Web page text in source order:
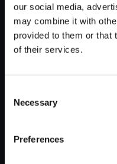
our social media,
may combine it with
provided to them or that
of their services.
Selection
Necessary
Preferences
【
ル
る